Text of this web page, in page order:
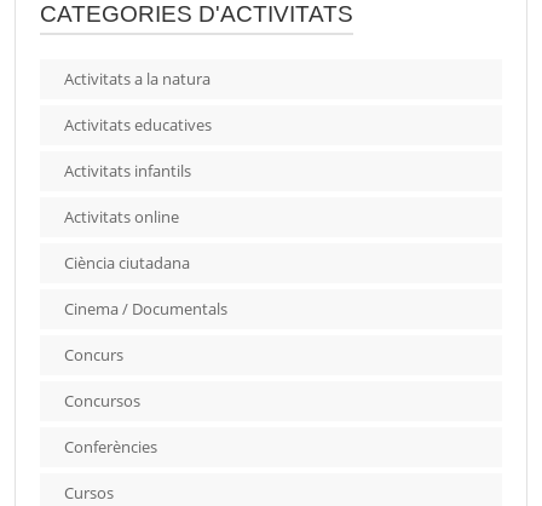
CATEGORIES D'ACTIVITATS
Activitats a la natura
Activitats educatives
Activitats infantils
Activitats online
Ciència ciutadana
Cinema / Documentals
Concurs
Concursos
Conferències
Cursos